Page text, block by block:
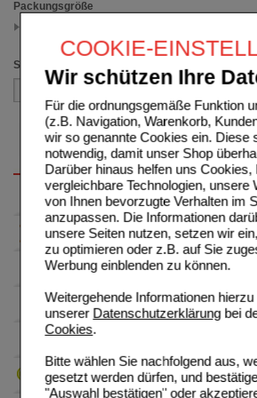
COOKIE-
Wir schützen Ihre
Für die ordnungsgemäße Funktion
(z.B. Navigation, Warenkorb,
wir so genannte Cookies ein. Diese
notwendig, damit unser Shop
Darüber hinaus helfen uns Cookies,
vergleichbare Technologien, unsere
von Ihnen bevorzugte Verhalten im
anzupassen. Die Informationen
unsere Seiten nutzen, setzen wir
zu optimieren oder z.B. auf Sie
Werbung einblenden zu können.
Weitergehende Informationen
unserer Datenschutzerklärungbei
Cookies.
Bitte wählen Sie nachfolgend aus,
gesetzt werden dürfen, und
"Auswahl bestätigen" oder
Packungsgröße
Sortieren nach